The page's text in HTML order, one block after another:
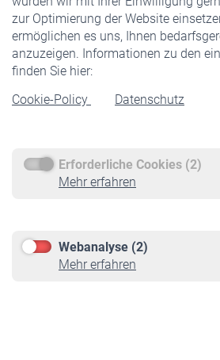
zur Optimierung der Website
ermöglichen es uns, Ihnen
anzuzeigen. Informationen zu den
finden Sie hier:
Cookie-Policy
Datenschutz
Erforderliche Cookies (2)
Mehr erfahren
Webanalyse (2)
Mehr erfahren
Veranstaltungen
Rentner
Rentenbeginn
Rente beantragen
Service
Informationen
Online-Rechner
VBLnewsletter